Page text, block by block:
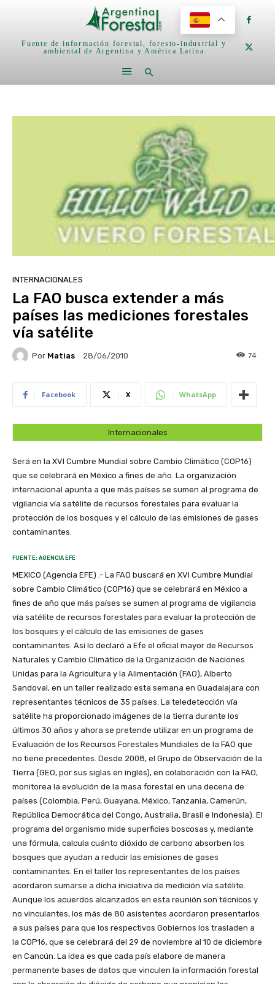
Fuente de información forestal, foresto-industrial y
ambiental de Argentina y América Latina
INTERNACIONALES
La FAO busca extender a más
países las mediciones forestales
vía satélite
Por Matias 28/06/2010 74
Facebook X WhatsApp
Internacionales
Será en la XVI Cumbre Mundial sobre Cambio Climático (COP16)
que se celebrará en México a fines de año. La organización
internacional apunta a que más países se sumen al programa de
vigilancia vía satélite de recursos forestales para evaluar la
protección de los bosques y el cálculo de las emisiones de gases
contaminantes.
FUENTE: AGENCIA EFE
MEXICO (Agencia EFE) .- La FAO buscará en XVI Cumbre Mundial
sobre Cambio Climático (COP16) que se celebrará en México a
fines de año que más países se sumen al programa de vigilancia
vía satélite de recursos forestales para evaluar la protección de
los bosques y el cálculo de las emisiones de gases
contaminantes. Así lo declaró a Efe el oficial mayor de Recursos
Naturales y Cambio Climático de la Organización de Naciones
Unidas para la Agricultura y la Alimentación (FAO), Alberto
Sandoval, en un taller realizado esta semana en Guadalajara con
representantes técnicos de 35 países. La teledetección vía
satélite ha proporcionado imágenes de la tierra durante los
últimos 30 años y ahora se pretende utilizar en un programa de
Evaluación de los Recursos Forestales Mundiales de la FAO que
no tiene precedentes. Desde 2008, el Grupo de Observación de la
Tierra (GEO, por sus siglas en inglés), en colaboración con la FAO,
monitorea la evolución de la masa forestal en una decena de
países (Colombia, Perú, Guayana, México, Tanzania, Camerún,
República Democrática del Congo, Australia, Brasil e Indonesia). El
programa del organismo mide superficies boscosas y, mediante
una fórmula, calcula cuánto dióxido de carbono absorben los
bosques que ayudan a reducir las emisiones de gases
contaminantes. En el taller los representantes de los países
acordaron sumarse a dicha iniciativa de medición vía satélite.
Aunque los acuerdos alcanzados en esta reunión son técnicos y
no vinculantes, los más de 80 asistentes acordaron presentarlos
a sus países para que los respectivos Gobiernos los trasladen a
la COP16, que se celebrará del 29 de noviembre al 10 de diciembre
en Cancún. La idea es que cada país elabore de manera
permanente bases de datos que vinculen la información forestal